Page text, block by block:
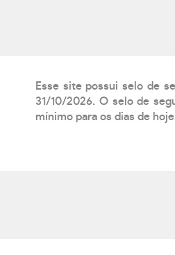
Esse site possui selo de
31/10/2026. O selo de
mínimo para os dias de